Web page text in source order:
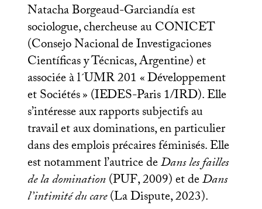
Natacha Borgeaud-Garciandía est
sociologue, chercheuse auCONICET
(Consejo Nacional de Investigaciones
Científicas y Técnicas, Argentine) et
associée à l´UMR201 «Développement
et Sociétés» (IEDES-Paris 1/IRD). Elle
s’intéresse aux rapports subjectifs au
travail et aux dominations, en particulier
dans des emplois précaires féminisés. Elle
est notamment l’autrice deDans les failles
de la domination(PUF, 2009) et deDans
l’intimité du care(La Dispute, 2023).